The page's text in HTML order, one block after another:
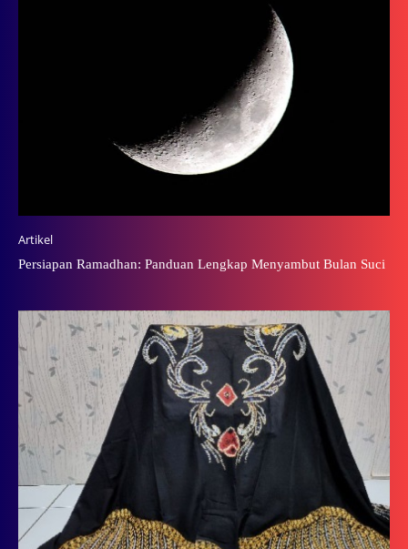
Artikel
Persiapan Ramadhan: Panduan Lengkap Menyambut Bulan Suci